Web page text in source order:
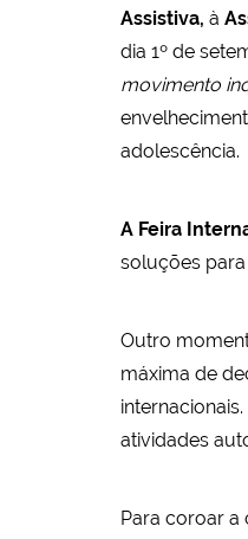
Assistiva, à
dia 1º de
movimento
adolescência.
A Feira
soluções
Outro
máxima de
atividades
Para coroar a